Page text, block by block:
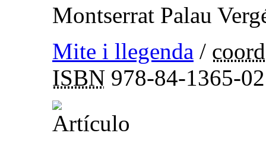
Montserrat Palau
Mite i llegenda /
ISBN 978-84-1365-